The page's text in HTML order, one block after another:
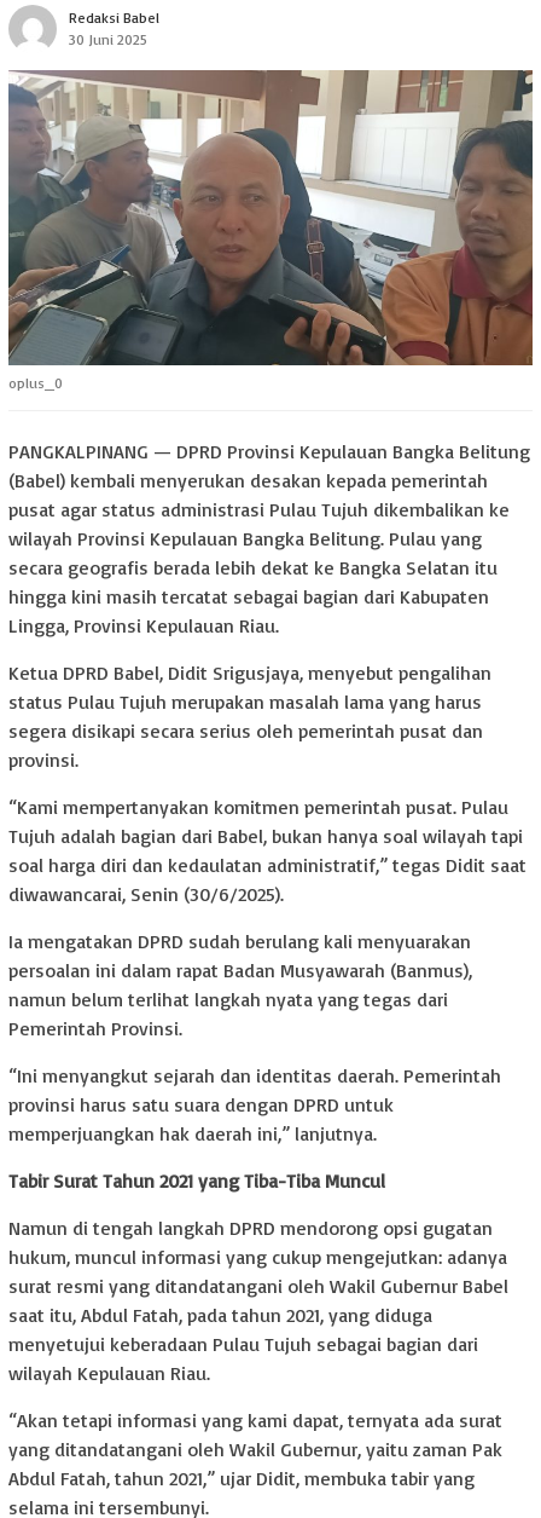
Redaksi Babel
30 Juni 2025
oplus_0
PANGKALPINANG — DPRD Provinsi Kepulauan Bangka Belitung
(Babel) kembali menyerukan desakan kepada pemerintah
pusat agar status administrasi Pulau Tujuh dikembalikan ke
wilayah Provinsi Kepulauan Bangka Belitung. Pulau yang
secara geografis berada lebih dekat ke Bangka Selatan itu
hingga kini masih tercatat sebagai bagian dari Kabupaten
Lingga, Provinsi Kepulauan Riau.
Ketua DPRD Babel, Didit Srigusjaya, menyebut pengalihan
status Pulau Tujuh merupakan masalah lama yang harus
segera disikapi secara serius oleh pemerintah pusat dan
provinsi.
“Kami mempertanyakan komitmen pemerintah pusat. Pulau
Tujuh adalah bagian dari Babel, bukan hanya soal wilayah tapi
soal harga diri dan kedaulatan administratif,” tegas Didit saat
diwawancarai, Senin (30/6/2025).
Ia mengatakan DPRD sudah berulang kali menyuarakan
persoalan ini dalam rapat Badan Musyawarah (Banmus),
namun belum terlihat langkah nyata yang tegas dari
Pemerintah Provinsi.
“Ini menyangkut sejarah dan identitas daerah. Pemerintah
provinsi harus satu suara dengan DPRD untuk
memperjuangkan hak daerah ini,” lanjutnya.
Tabir Surat Tahun 2021 yang Tiba-Tiba Muncul
Namun di tengah langkah DPRD mendorong opsi gugatan
hukum, muncul informasi yang cukup mengejutkan: adanya
surat resmi yang ditandatangani oleh Wakil Gubernur Babel
saat itu, Abdul Fatah, pada tahun 2021, yang diduga
menyetujui keberadaan Pulau Tujuh sebagai bagian dari
wilayah Kepulauan Riau.
“Akan tetapi informasi yang kami dapat, ternyata ada surat
yang ditandatangani oleh Wakil Gubernur, yaitu zaman Pak
Abdul Fatah, tahun 2021,” ujar Didit, membuka tabir yang
selama ini tersembunyi.